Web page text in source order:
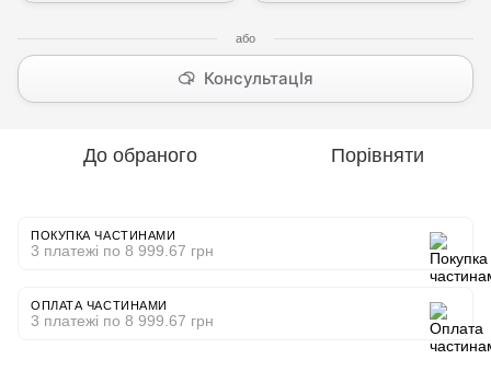
КонсультацІя
До обраного Порівняти
ПОКУПКА ЧАСТИНАМИ
3 платежі по 8 999.67 грн
ОПЛАТА ЧАСТИНАМИ
3 платежі по 8 999.67 грн